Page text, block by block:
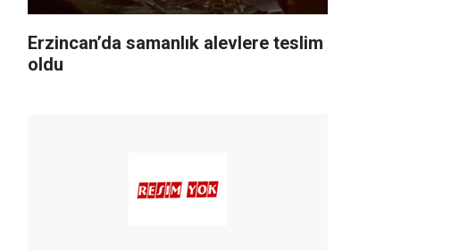
Erzincan’da samanlık alevlere teslim
oldu